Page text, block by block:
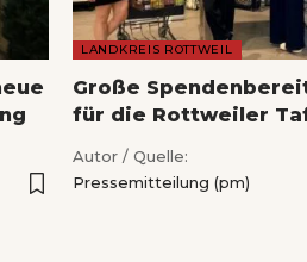
LANDKREIS ROTTWEIL
Große
für die Rottweiler
Autor / Quelle:
Pressemitteilung (pm)